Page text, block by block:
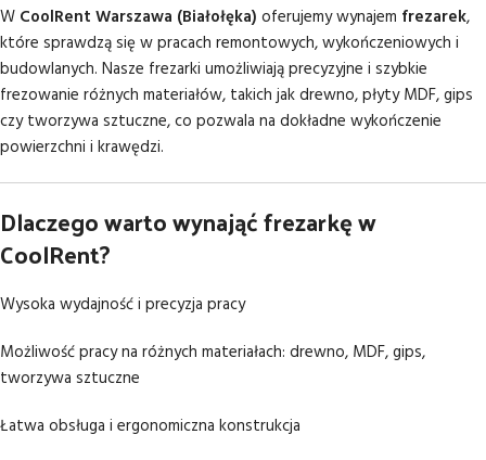
W CoolRent Warszawa (Białołęka) oferujemy wynajem frezarek,
które sprawdzą się w pracach remontowych, wykończeniowych i
budowlanych. Nasze frezarki umożliwiają precyzyjne i szybkie
frezowanie różnych materiałów, takich jak drewno, płyty MDF, gips
czy tworzywa sztuczne, co pozwala na dokładne wykończenie
powierzchni i krawędzi.
Dlaczego warto wynająć frezarkę w
CoolRent?
Wysoka wydajność i precyzja pracy
Możliwość pracy na różnych materiałach: drewno, MDF, gips,
tworzywa sztuczne
Łatwa obsługa i ergonomiczna konstrukcja